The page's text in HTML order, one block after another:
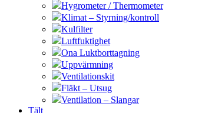
Hygrometer / Thermometer
Klimat – Styrning/kontroll
Kulfilter
Luftfuktighet
Ona Luktborttagning
Uppvärmning
Ventilationskit
Fläkt – Utsug
Ventilation – Slangar
Tält